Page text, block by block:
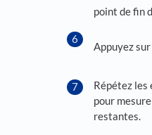
point de fin
Appuyez sur
Répétez les
pour
restantes.